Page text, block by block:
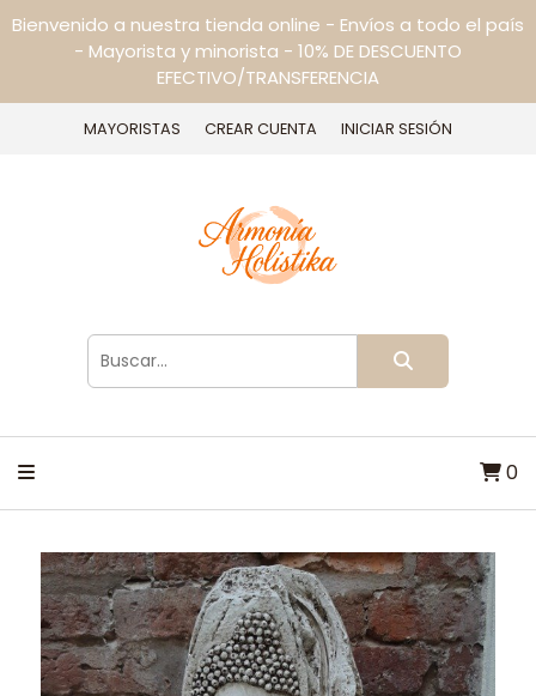
Bienvenido a nuestra tienda online - Envíos a todo el país
- Mayorista y minorista - 10% DE DESCUENTO
EFECTIVO/TRANSFERENCIA
MAYORISTAS CREAR CUENTA INICIAR SESIÓN
0